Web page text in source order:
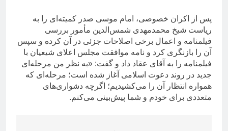
پس از اکران خصوصی، امام موسی صدر کمیته‌ای را به
ریاست شیخ محمدمهدی شمس‌الدین مأمور بررسی
فیلمنامه و اعمال برخی اصلاحات جزئی در آن کرده و سپس
آن را بازنگری کرد و نامه موافقت مجلس اعلای شیعیان با
فیلمنامه را به آقای عقاد داد و گفت: «به‌ نظر من مرحله‌ای
جدید در روند دعوت اسلامی آغاز شده است؛ مرحله‌ای که
همواره انتظار آن را می‌کشیدیم؛ اگرچه دشواری‌های
متعددی برای خودم و شما پیش‌بینی می‌کنم.